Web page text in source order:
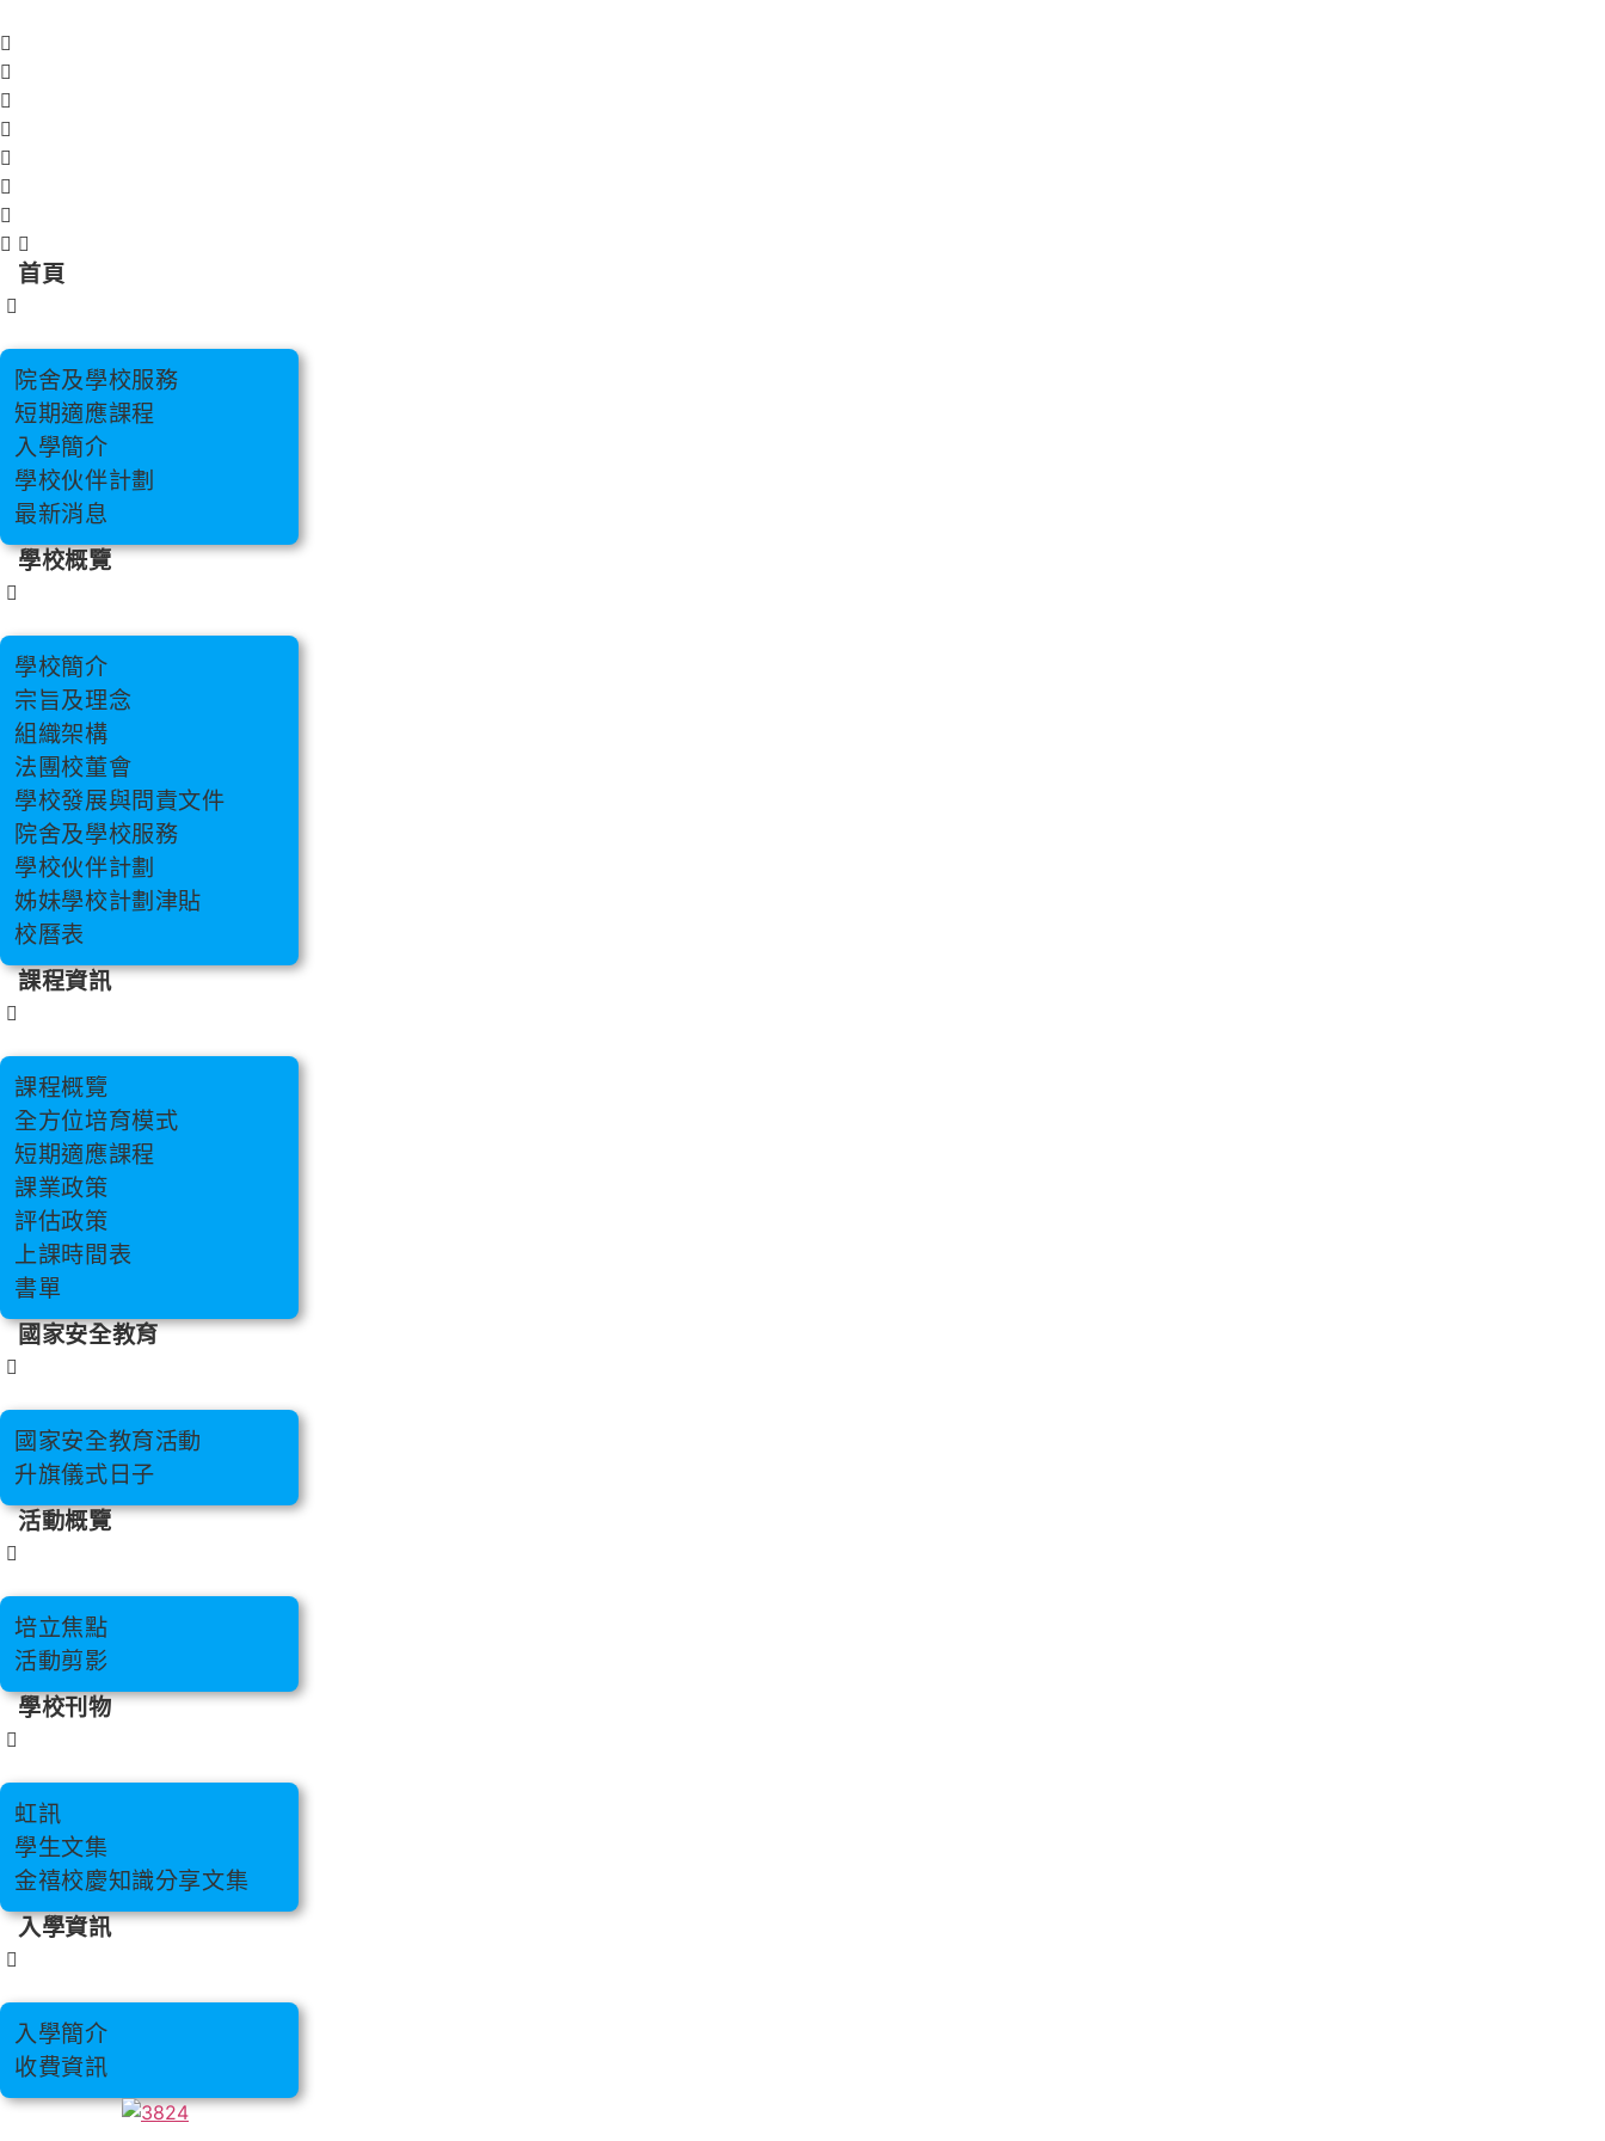
至
主
要
內
容
首頁
院舍及學校服務
短期適應課程
入學簡介
學校伙伴計劃
最新消息
學校概覽
學校簡介
宗旨及理念
組織架構
法團校董會
學校發展與問責文件
院舍及學校服務
學校伙伴計劃
姊妹學校計劃津貼
校曆表
課程資訊
課程概覽
全方位培育模式
短期適應課程
課業政策
評估政策
上課時間表
書單
國家安全教育
國家安全教育活動
升旗儀式日子
活動概覽
培立焦點
活動剪影
學校刊物
虹訊
學生文集
金禧校慶知識分享文集
入學資訊
入學簡介
收費資訊